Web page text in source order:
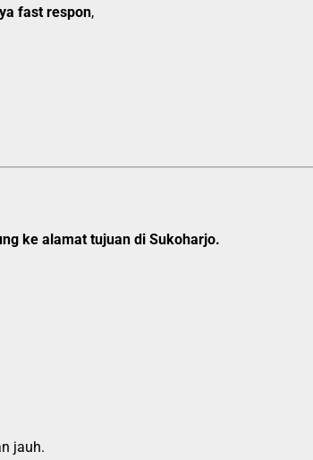
fast respon,
ke alamat tujuan di Sukoharjo.
jauh.